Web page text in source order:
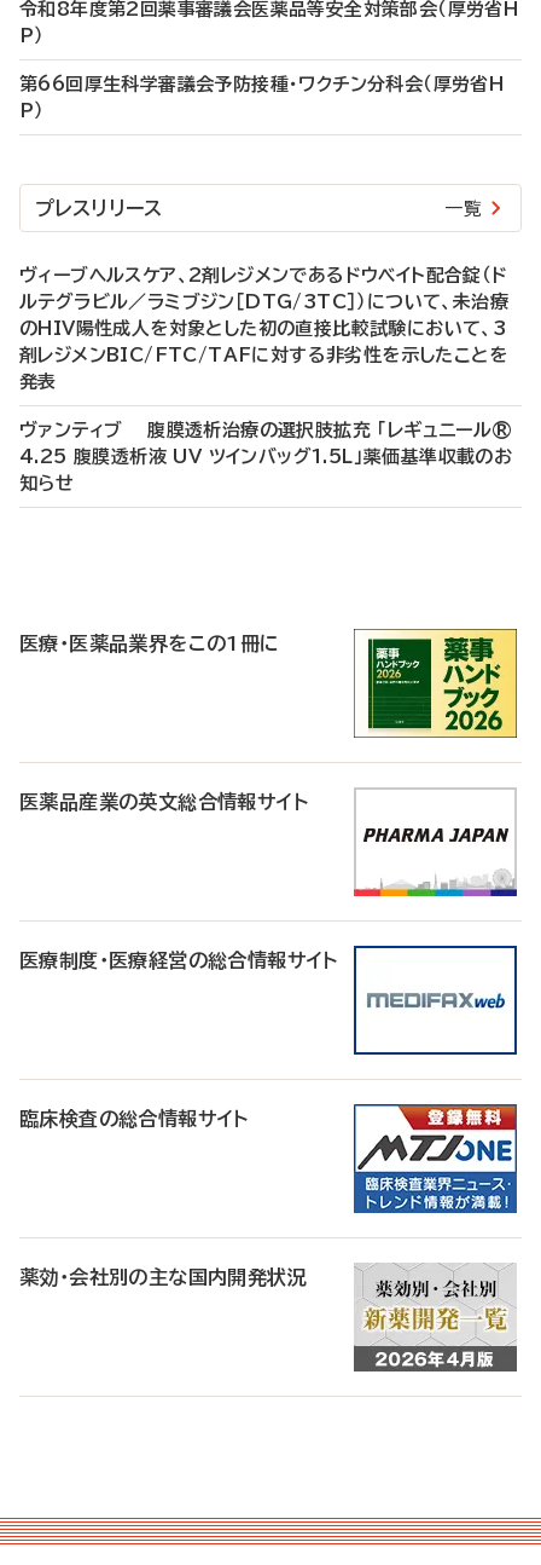
令和8年度第2回薬事審議会医薬品等安全対策部会（厚労省H
P）
第66回厚生科学審議会予防接種・ワクチン分科会（厚労省H
P）
プレスリリース 一覧
ヴィーブヘルスケア、2剤レジメンであるドウベイト配合錠（ド
ルテグラビル／ラミブジン［DTG/3TC］）について、未治療
のHIV陽性成人を対象とした初の直接比較試験において、3
剤レジメンBIC/FTC/TAFに対する非劣性を示したことを
発表
ヴァンティブ 腹膜透析治療の選択肢拡充 「レギュニール®
4.25 腹膜透析液 UV ツインバッグ1.5L」薬価基準収載のお
知らせ
医療・医薬品業界をこの1冊に
医薬品産業の英文総合情報サイト
医療制度・医療経営の総合情報サイト
臨床検査の総合情報サイト
薬効・会社別の主な国内開発状況